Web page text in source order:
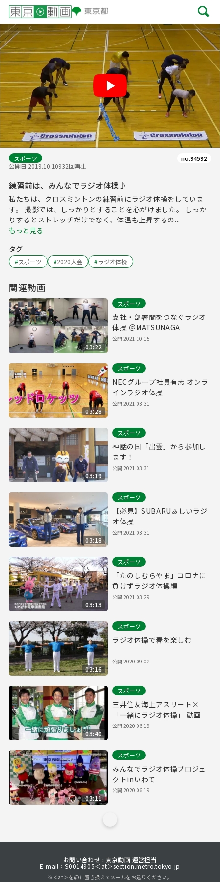
Play
スポーツ
公開日 2019.10.10932回再生
no.94592
練習前は、みんなでラジオ体操♪
私たちは、クロスミントンの練習前にラジオ体操をしていま
す。 撮影では、しっかりとすることを心がけました。 しっか
りするとストレッチだけでなく、体温も上昇するの...
もっと見る
タグ
#スポーツ #2020大会 #ラジオ体操
関連動画
03:22
スポーツ
支社・部署間をつなぐラジオ
体操 ＠MATSUNAGA
公開2021.10.15
03:28
スポーツ
NECグループ社員有志 オンラ
インラジオ体操
公開2021.03.31
03:19
スポーツ
神話の国「出雲」から参加し
ます！
公開2021.03.31
03:18
スポーツ
【必見】SUBARUぁしいラジ
オ体操
公開2021.03.31
03:13
スポーツ
「たのしむらやま」コロナに
負けずラジオ体操編
公開2021.03.29
03:16
スポーツ
ラジオ体操で春を楽しむ
公開2020.09.02
03:40
スポーツ
三井住友海上アスリート×
「一緒にラジオ体操」 動画
公開2020.06.19
03:11
スポーツ
みんなでラジオ体操プロジェ
クトinいわて
公開2020.06.19
お問い合わせ : 東京動画 運営担当
E-mail：S0014905＜at＞section.metro.tokyo.jp
※＜at＞を@に置き換えてメールをお送りください。